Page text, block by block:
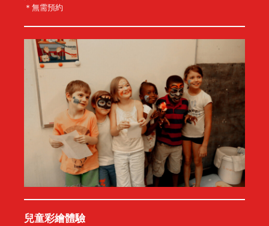
＊無需預約
兒童彩繪體驗